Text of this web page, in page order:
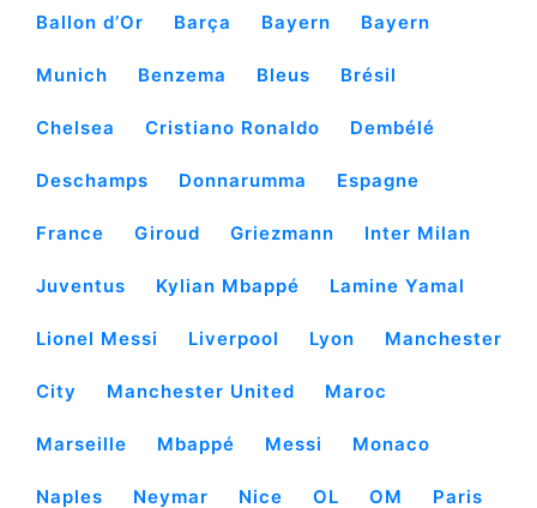
Ballon d’Or Barça Bayern Bayern
Munich Benzema Bleus Brésil
Chelsea Cristiano Ronaldo Dembélé
Deschamps Donnarumma Espagne
France Giroud Griezmann Inter Milan
Juventus Kylian Mbappé Lamine Yamal
Lionel Messi Liverpool Lyon Manchester
City Manchester United Maroc
Marseille Mbappé Messi Monaco
Naples Neymar Nice OL OM Paris